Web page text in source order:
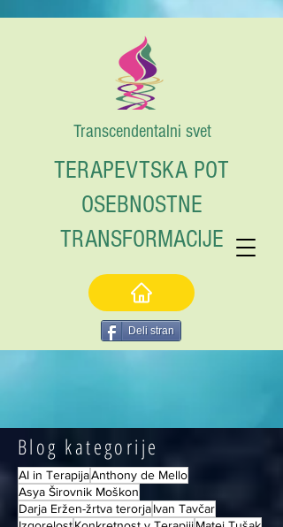
Transcendentalni svet
TERAPEVTSKA POT
OSEBNOSTNE
TRANSFORMACIJE
Deli stran
Blog kategorije
AI in TerapijaAnthony de Mello
Asya Širovnik Moškon
Darja Eržen-žrtva terorjaIvan Tavčar